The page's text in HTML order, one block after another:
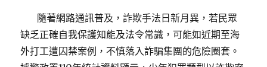
隨著網路通訊普及，詐欺手法日新月異，若民眾
缺乏正確自我保護知能及法令常識，可能如近期至海
外打工遭囚禁案例，不慎落入詐騙集團的危險圈套。